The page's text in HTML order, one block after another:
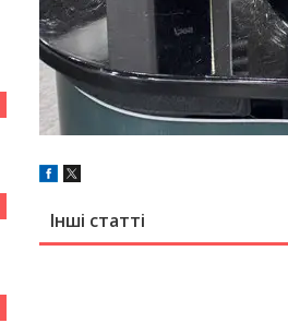
Інші статті